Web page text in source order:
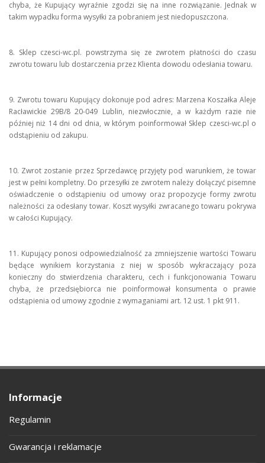
chyba, że Kupujący wyraźnie zgodzi się na inne rozwiązanie. Jednak w
takim wypadku forma wysyłki za pobraniem jest niedopuszczona.
8. Sklep czesci-wc.pl. powstrzyma się ze zwrotem płatności do czasu
zwrotu towaru lub dostarczenia przez Klienta dowodu odesłania towaru.
9. Zwrotu towaru Kupujący dokonuje pod adres: Marzena Koszałka Aleje
Racławickie 29B/8 20-049 Lublin, niezwłocznie, a w każdym razie nie
później niż 14 dni od dnia, w którym poinformował Sklep czesci-wc.pl o
odstąpieniu od zakupu.
10. Zwrot zostanie przez Sprzedawcę przyjęty pod warunkiem, że towar
jest w pełni kompletny. Do przesyłki ze zwrotem należy dołączyć pisemne
oświadczenie o odstąpieniu od umowy oraz propozycje formy zwrotu
należności za odesłany towar. Koszt wysyłki zwracanego towaru pokrywa
w całości Kupujący.
11. Kupujący ponosi odpowiedzialność za zmniejszenie wartości Towaru
będące wynikiem korzystania z niej w sposób wykraczający poza
konieczny do stwierdzenia charakteru, cech i funkcjonowania Towaru
chyba, że przedsiębiorca nie poinformował konsumenta o prawie
odstąpienia od umowy zgodnie z wymaganiami art. 12 ust. 1 pkt 911.
Informacje
Regulamin
Gwarancja i reklamacje